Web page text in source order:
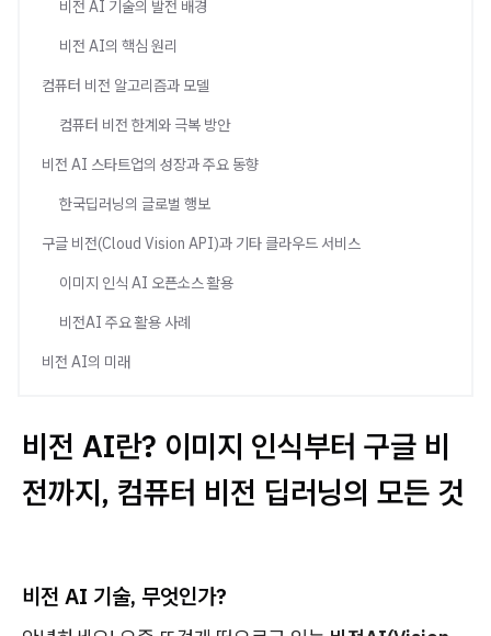
비전 AI 기술의 발전 배경
비전 AI의 핵심 원리
컴퓨터 비전 알고리즘과 모델
컴퓨터 비전 한계와 극복 방안
비전 AI 스타트업의 성장과 주요 동향
한국딥러닝의 글로벌 행보
구글 비전(Cloud Vision API)과 기타 클라우드 서비스
이미지 인식 AI 오픈소스 활용
비전AI 주요 활용 사례
비전 AI의 미래
비전 AI란? 이미지 인식부터 구글 비
전까지, 컴퓨터 비전 딥러닝의 모든 것
비전 AI 기술, 무엇인가?